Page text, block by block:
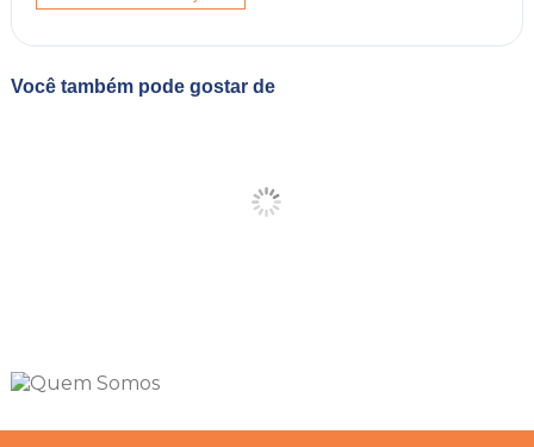
Você também pode gostar de